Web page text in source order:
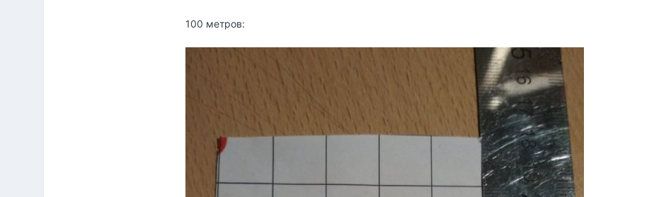
100 метров: